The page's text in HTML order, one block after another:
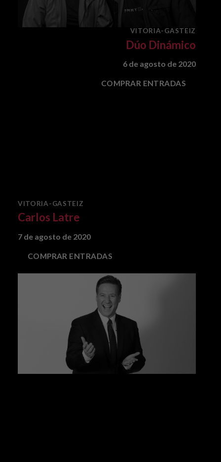
VITORIA-GASTEIZ
Dúo Dinámico
6 de agosto de 2020
COMPRAR ENTRADAS
VITORIA-GASTEIZ
Carlos Latre
7 de agosto de 2020
COMPRAR ENTRADAS